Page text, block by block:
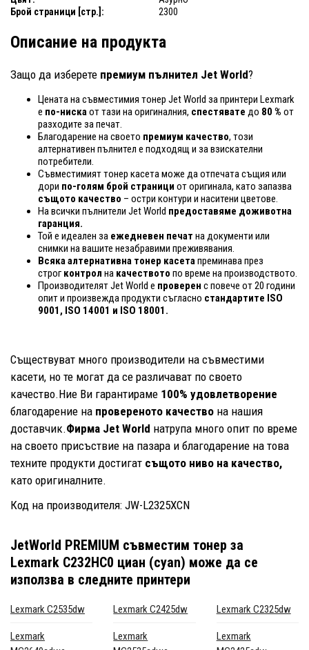
Брой страници [стр.]:
2300
Описание на продукта
Защо да изберете премиум пълнител Jet World?
Цената на съвместимия тонер Jet World за принтери Lexmark
е по-нискаот тази на оригиналния, спестявате до 80 % от
разходите за печат.
Благодарение на своето премиум качество, този
алтернативен пълнител е подходящ и за взискателни
потребители.
Съвместимият тонер касета може да отпечата същия или
дори по-голям брой страници от оригинала, като запазва
същото качество – остри контури и наситени цветове.
На всички пълнители Jet World предоставяме доживотна
гаранция.
Той е идеален за ежедневен печат на документи или
снимки на вашите незабравими преживявания.
Всяка алтернативна тонер касетапреминава през
строг контрол на качеството по време на производството.
Производителят Jet World е проверен с повече от 20 години
опит и произвежда продукти съгласно стандартите ISO
9001, ISO 14001 и ISO 18001.
Съществуват много производители на съвместими
касети, но те могат да се различават по своето
качество.Ние Ви гарантираме 100% удовлетворение
благодарение на провереното качество на нашия
доставчик.Фирма Jet World натрупа много опит по време
на своето присъствие на пазара и благодарение на това
техните продукти достигат същото ниво на качество,
като оригиналните.
Код на производителя: JW-L2325XCN
JetWorld PREMIUM съвместим тонер за
Lexmark C232HC0 циан (cyan) може да се
използва в следните принтери
Lexmark C2535dw Lexmark C2425dw Lexmark C2325dw
Lexmark
Lexmark
Lexmark